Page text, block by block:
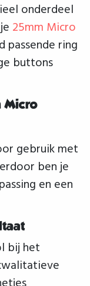
onderdeel
25mm Micro
passende ring
buttons
Micro
gebruik met
ben je
en een
bij het